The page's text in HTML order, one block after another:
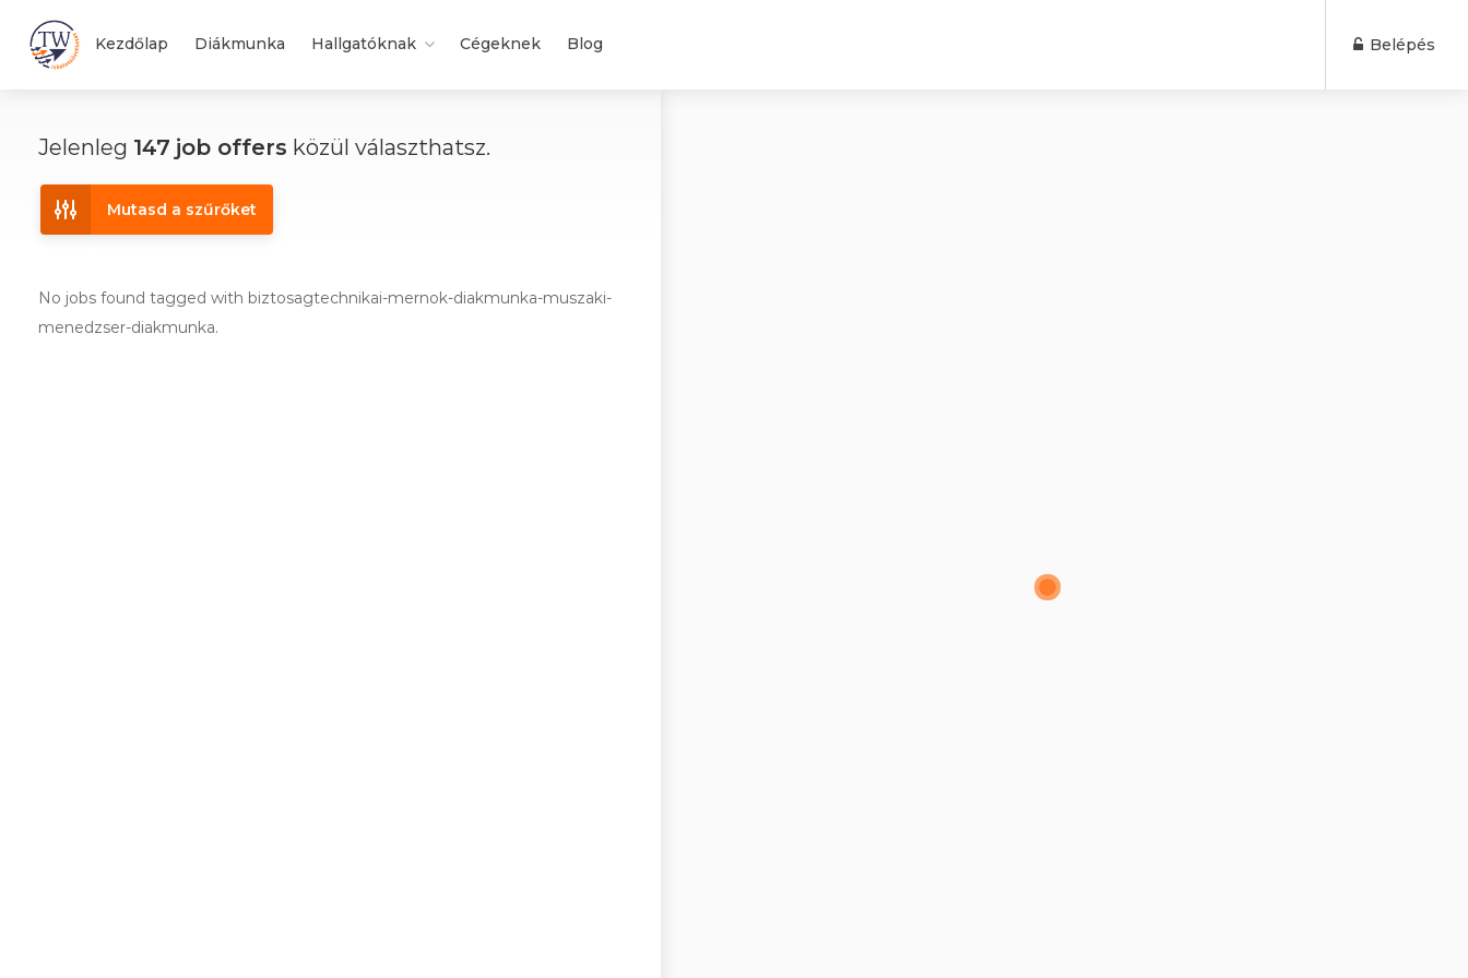
Kezdőlap Diákmunka Hallgatóknak Cégeknek Blog Belépés
Jelenleg 147 job offers közül választhatsz.
Mutasd a szűrőket
No jobs found tagged with biztosagtechnikai-mernok-diakmunka-muszaki-
menedzser-diakmunka.